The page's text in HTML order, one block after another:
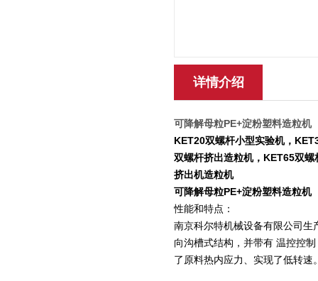
详情介绍
可降解母粒PE+淀粉​塑料造粒机
KET20双螺杆小型实验机，
双螺杆挤出造粒机，KET65双
挤出机造粒机
可降解母粒PE+淀粉​塑料造粒机
性能和特点：
南京科尔特机械设备有限公司
向沟槽式结构，并带有 温控控
了原料热内应力、实现了低转速